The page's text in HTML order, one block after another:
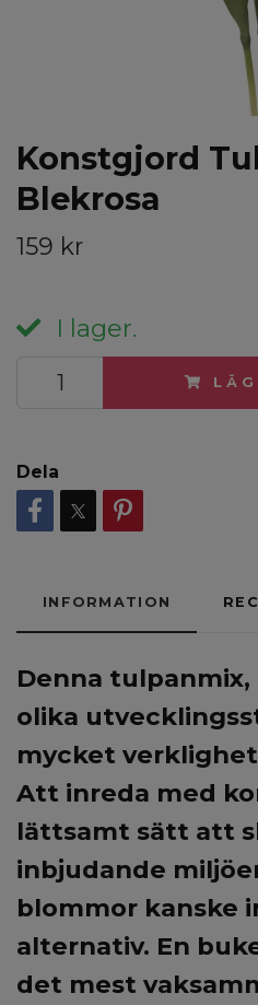
Konstgjord
Blekrosa
159 kr
I lager.
Dela
INFORMATION
Denna
olika
mycket
Att inreda med
lättsamt sätt att
inbjudande
blommor kanske
alternativ. En
det mest